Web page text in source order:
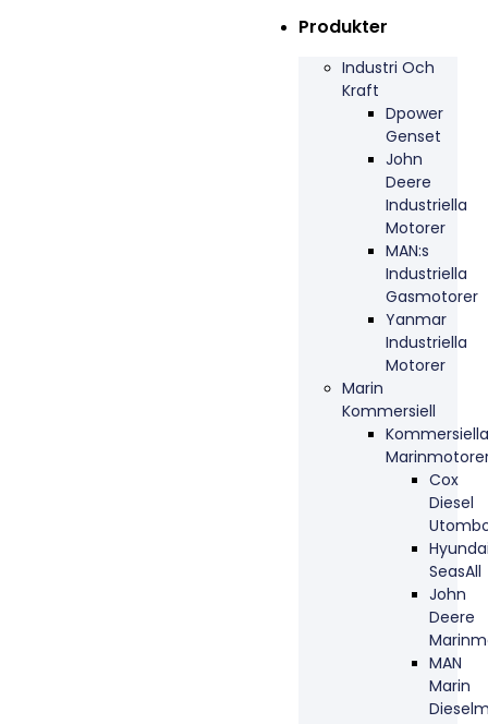
Produkter
Industri Och
Kraft
Dpower
Genset
John
Deere
Industriella
Motorer
MAN:s
Industriella
Gasmotorer
Yanmar
Industriella
Motorer
Marin
Kommersiell
Kommersiella
Cox
Diesel
SeasAll
John
Deere
MAN
Marin